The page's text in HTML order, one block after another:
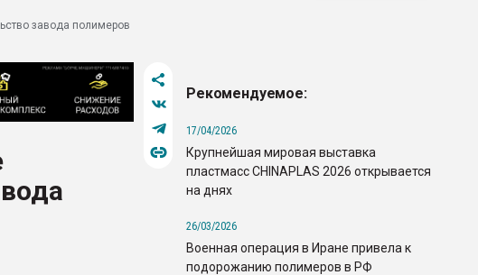
завода полимеров
Рекомендуемое:
17/04/2026
Крупнейшая мировая выставка
пластмасс CHINAPLAS 2026 открывается
на днях
26/03/2026
Военная операция в Иране привела к
подорожанию полимеров в РФ